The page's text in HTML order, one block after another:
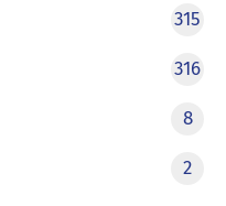
315
316
8
2